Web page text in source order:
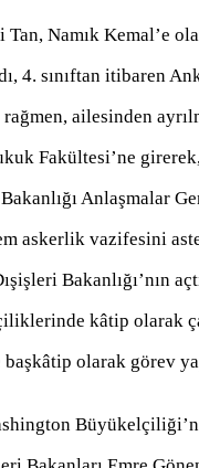
Namık Kemal’e
4. sınıftan itibaren
rağmen, ailesinden
Fakültesi’ne
Anlaşmalar
askerlik vazifesini
Bakanlığı’nın
kâtip olarak
başkâtip olarak görev